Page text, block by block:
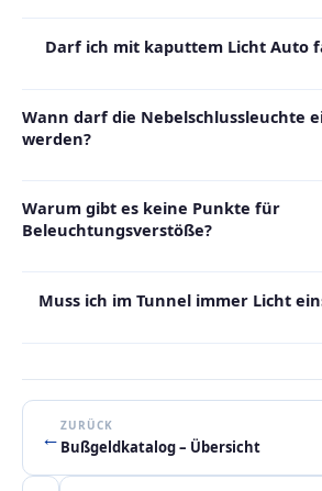
Darf ich mit kaputtem Licht Auto
Wann darf die Nebelschlussleuchte
werden?
Warum gibt es keine Punkte für
Beleuchtungsverstöße?
Muss ich im Tunnel immer Licht
← ZURÜCK
Bußgeldkatalog – Übersicht